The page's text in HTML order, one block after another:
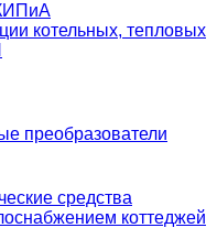
котельных, тепловых
преобразователи
средства
коттеджей